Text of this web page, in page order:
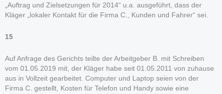
„Auftrag und Zielsetzungen für 2014“ u.a. ausgeführt, dass der
Kläger „lokaler Kontakt für die Firma C., Kunden und Fahrer“ sei.
15
Auf Anfrage des Gerichts teilte der Arbeitgeber B. mit Schreiben
vom 01.05.2019 mit, der Kläger habe seit 01.05.2011 von zuhause
aus in Vollzeit gearbeitet. Computer und Laptop seien von der
Firma C. gestellt, Kosten für Telefon und Handy sowie eine